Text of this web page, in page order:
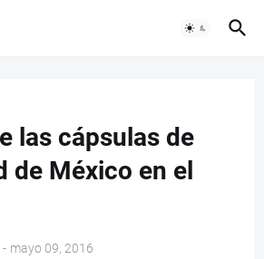
las cápsulas de
de México en el
- mayo 09, 2016